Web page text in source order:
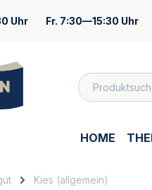
springen
Uhr Fr. 7:30—15:30 Uhr
HOME
Kies (allgemein)